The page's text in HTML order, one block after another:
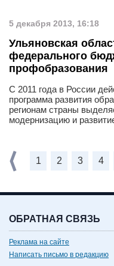
5 декабря 2013, 16:18
Ульяновская
федерального
профобразования
С 2011 года в России
программа развития
регионам страны
модернизацию и
1 2 3 4
ОБРАТНАЯ СВЯЗЬ
Реклама на сайте
Написать письмо в редакцию